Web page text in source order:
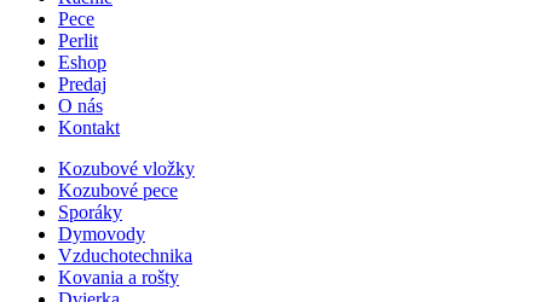
Pece
Perlit
Eshop
Predaj
O nás
Kontakt
Kozubové vložky
Kozubové pece
Sporáky
Dymovody
Vzduchotechnika
Kovania a rošty